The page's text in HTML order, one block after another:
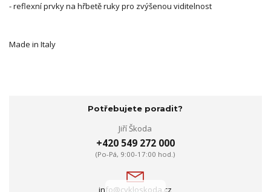
- reflexní prvky na hřbetě ruky pro zvýšenou viditelnost
Made in Italy
Potřebujete poradit?
Jiří Škoda
+420 549 272 000
(Po-Pá, 9:00-17:00 hod.)
info@cykloskoda.cz